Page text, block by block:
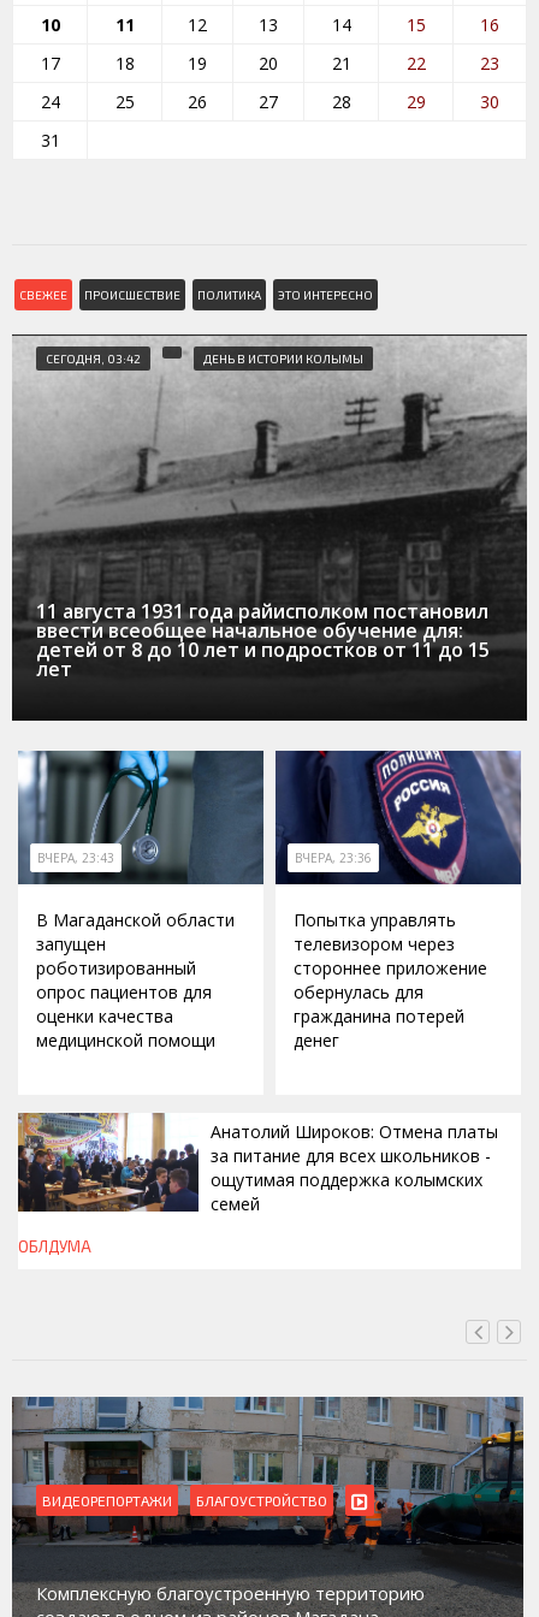
10 11 12 13 14 15
16
17
18 19 20 21 22
23
24
25 26 27 28 29
30
31
СВЕЖЕЕ ПРОИСШЕСТВИЕ ПОЛИТИКА ЭТО ИНТЕРЕСНО
СЕГОДНЯ, 03:42 ДЕНЬ В ИСТОРИИ КОЛЫМЫ
11 августа 1931 года райисполком постановил
ввести всеобщее начальное обучение для:
детей от 8 до 10 лет и подростков от 11 до 15
лет
ВЧЕРА, 23:43
В Магаданской области
запущен
роботизированный
опрос пациентов для
оценки качества
медицинской помощи
ВЧЕРА, 23:36
Попытка управлять
телевизором через
стороннее приложение
обернулась для
гражданина потерей
денег
ВЧЕРА, 23:13
Анатолий Широков: Отмена платы
за питание для всех школьников -
ощутимая поддержка колымских
семей
ОБЛДУМА
БЛАГОУСТРОЙСТВО
благоустроенную территорию
Магадан
работе с